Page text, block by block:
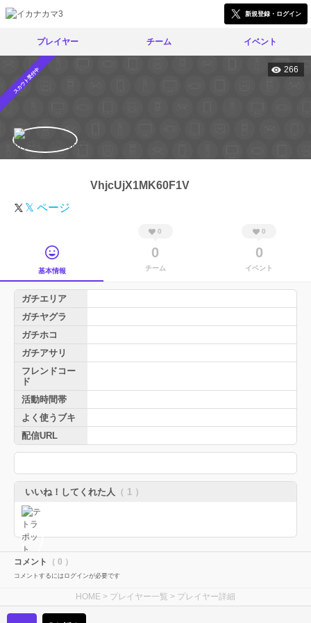
新規登録・ログイン
プレイヤー チーム イベント
スカウト受付中 266
VhjcUjX1MK60F1V
𝕏 ページ
基本情報
0
0
チーム
0
0
イベント
ガチエリア
ガチヤグラ
ガチホコ
ガチアサリ
フレンドコー
ド
活動時間帯
よく使うブキ
配信URL
いいね！してくれた人 （ 1 ）
コメント （ 0 ）
コメントするにはログインが必要です
HOME > プレイヤー一覧 > プレイヤー詳細